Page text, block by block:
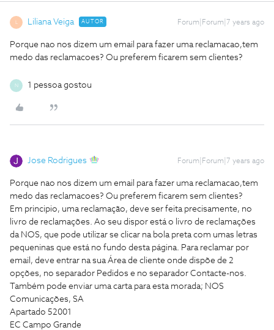
Liliana Veiga AUTOR Forum|Forum|7 years ago
Porque nao nos dizem um email para fazer uma reclamacao,tem
medo das reclamacoes? Ou preferem ficarem sem clientes?
N 1 pessoa gostou
Jose Rodrigues Forum|Forum|7 years ago
Porque nao nos dizem um email para fazer uma reclamacao,tem
medo das reclamacoes? Ou preferem ficarem sem clientes?
Em principio, uma reclamação, deve ser feita precisamente, no
livro de reclamações. Ao seu dispor está o livro de reclamações
da NOS, que pode utilizar se clicar na bola preta com umas letras
pequeninas que está no fundo desta página. Para reclamar por
email, deve entrar na sua Área de cliente onde dispõe de 2
opções, no separador Pedidos e no separador Contacte-nos.
Também pode enviar uma carta para esta morada; NOS
Comunicações, SA
Apartado 52001
EC Campo Grande